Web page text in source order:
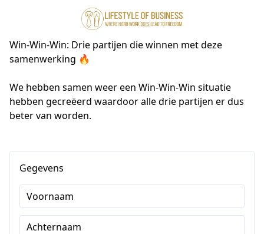
Win-Win-Win: Drie partijen die winnen met deze
samenwerking 🔥
We hebben samen weer een Win-Win-Win situatie
hebben gecreëerd waardoor alle drie partijen er dus
beter van worden.
Gegevens
Voornaam
Achternaam